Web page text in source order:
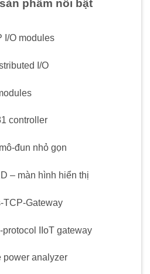
phẩm nổi bật
I/O modules
I/O
controller
đun nhỏ gọn
– màn hình hiển thị
TCP-Gateway
protocol IIoT gateway
power analyzer